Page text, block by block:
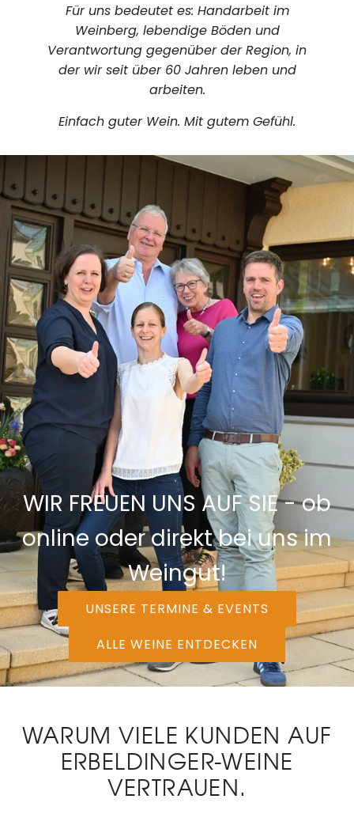
Für uns bedeutet es: Handarbeit im
Weinberg, lebendige Böden und
Verantwortung gegenüber der Region, in
der wir seit über 60 Jahren leben und
arbeiten.
Einfach guter Wein. Mit gutem Gefühl.
WIR FREUEN UNS AUF SIE - ob
online oder direkt bei uns im
Weingut!
UNSERE TERMINE & EVENTS
ALLE WEINE ENTDECKEN
WARUM VIELE KUNDEN AUF
ERBELDINGER-WEINE
VERTRAUEN.